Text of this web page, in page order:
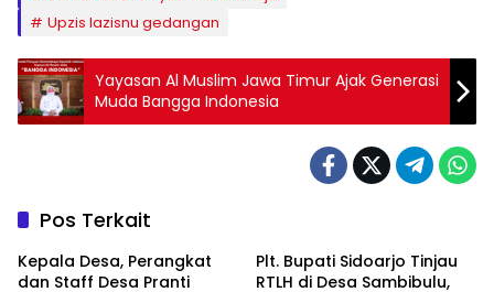
Upzis lazisnu gedangan
Yayasan Al Muslim Jawa Timur Ajak Generasi
Muda Bangga Indonesia
Pos Terkait
Kepala Desa, Perangkat
dan Staff Desa Pranti
Plt. Bupati Sidoarjo Tinjau
RTLH di Desa Sambibulu,